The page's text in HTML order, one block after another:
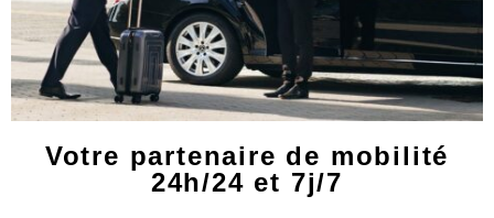
Votre partenaire de mobilité
24h/24 et 7j/7